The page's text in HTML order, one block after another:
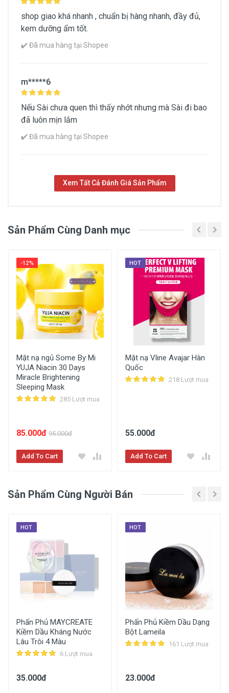
Mặt Nạ Nhau Thai Nhật Bản Rwine
Beauty Stem Cell Placenta Mask
Giảm Giá 48%
6.290đ
12.000đ
shop giao khá nhanh , chuẩn bị hàng nhanh, đầy đủ,
kem dưỡng ẩm tốt.
✔️ Đã mua hàng tại Shopee
m*****6
Nếu Sài chưa quen thì thấy nhớt nhưng mà Sài đi bao
đã luôn mịn lắm
✔️ Đã mua hàng tại Shopee
Xem Tất Cả Đánh Giá Sản Phẩm
Sản Phẩm Cùng Danh mục
-12%
Mặt nạ ngủ Some By Mi
YUJA Niacin 30 Days
Miracle Brightening
Sleeping Mask
285 Lượt mua
85.000đ 95.000đ
Add To Cart
HOT
Mặt nạ Vline Avajar Hàn
Quốc
218 Lượt mua
55.000đ
Add To Cart
Sản Phẩm Cùng Người Bán
HOT
Phấn Phủ MAYCREATE
Kiềm Dầu Kháng Nước
Lâu Trôi 4 Màu
6 Lượt mua
35.000đ
HOT
Phấn Phủ Kiềm Dầu Dạng
Bột Lameila
161 Lượt mua
23.000đ